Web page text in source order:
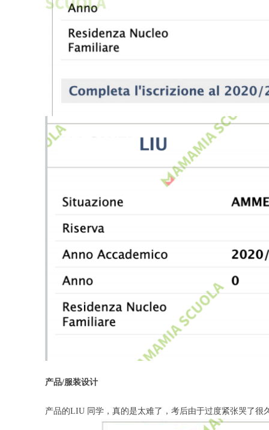
产品/服装设计
产品的LIU 同学，真的是太难了，考后由于过度紧张哭了很